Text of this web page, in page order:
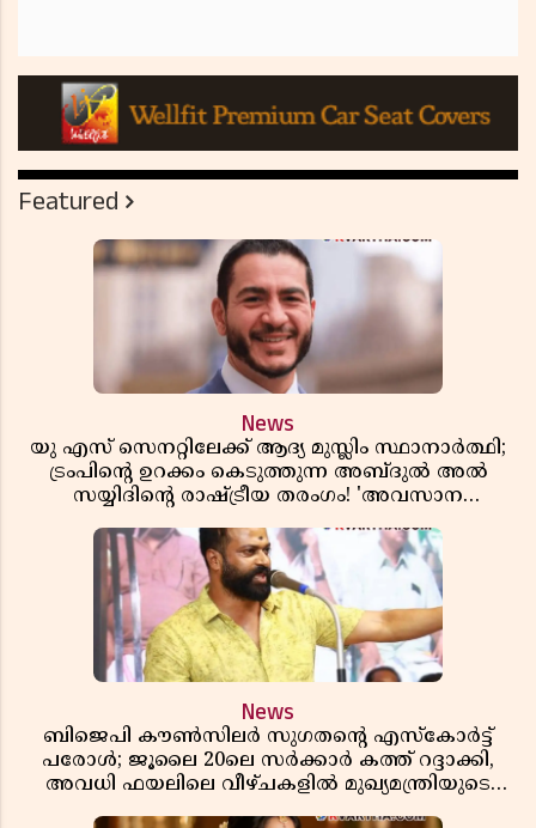
Featured
News
യു എസ് സെനറ്റിലേക്ക് ആദ്യ മുസ്ലിം സ്ഥാനാർത്ഥി;
ട്രംപിന്റെ ഉറക്കം കെടുത്തുന്ന അബ്ദുൽ അൽ
സയ്യിദിന്റെ രാഷ്ട്രീയ തരംഗം! 'അവസാന
News
ബിജെപി കൗൺസിലർ സുഗതന്റെ എസ്‌കോർട്ട്
പരോൾ; ജൂലൈ 20ലെ സർക്കാർ കത്ത് റദ്ദാക്കി,
അവധി ഫയലിലെ വീഴ്ചകളിൽ മുഖ്യമന്ത്രിയുടെ